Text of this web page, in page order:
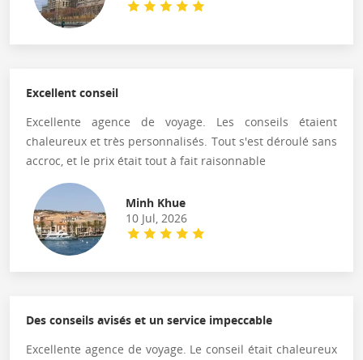
Excellent conseil
Excellente agence de voyage. Les conseils étaient
chaleureux et très personnalisés. Tout s'est déroulé sans
accroc, et le prix était tout à fait raisonnable
Minh Khue
10 Jul, 2026
Des conseils avisés et un service impeccable
Excellente agence de voyage. Le conseil était chaleureux